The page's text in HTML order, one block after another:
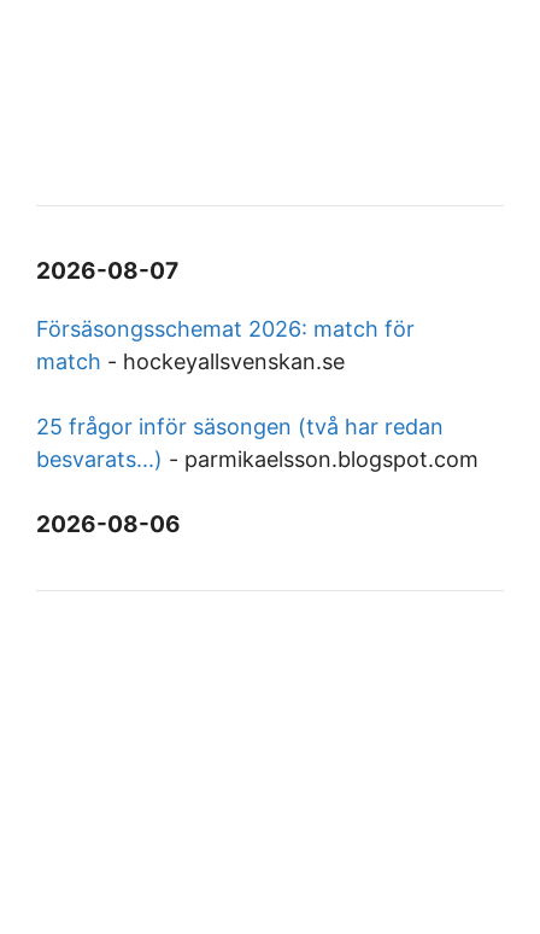
2026-08-07
Försäsongsschemat 2026: match för
match - hockeyallsvenskan.se
25 frågor inför säsongen (två har redan
besvarats...) - parmikaelsson.blogspot.com
2026-08-06